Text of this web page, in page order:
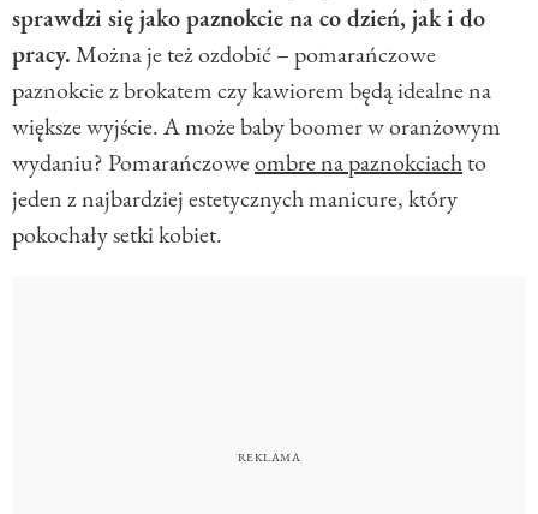
sprawdzi się jako paznokcie na co dzień, jak i do
pracy.Można je też ozdobić – pomarańczowe
paznokcie z brokatem czy kawiorem będą idealne na
większe wyjście. A może baby boomer w oranżowym
wydaniu? Pomarańczoweombre na paznokciachto
jeden z najbardziej estetycznych manicure, który
pokochały setki kobiet.